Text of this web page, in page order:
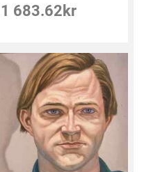
1 683.62 kr